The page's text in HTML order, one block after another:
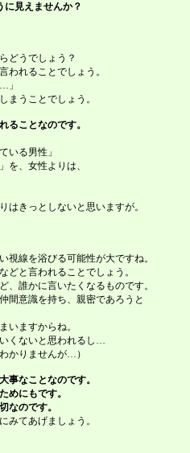
に見えませんか？
どうでしょう？
れることでしょう。
」
まうことでしょう。
ることなのです。
いる男性」
を、女性よりは、
きっとしないと思いますが。
線を浴びる可能性が大ですね。
と言われることでしょう。
誰かに言いたくなるものです。
間意識を持ち、親密であろうと
いますからね。
くないと思われるし…
かりませんが…）
事なことなのです。
めにもです。
のです。
みてあげましょう。